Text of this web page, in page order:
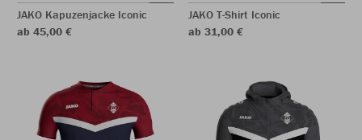
JAKO Kapuzenjacke Iconic
ab 45,00 €
JAKO T-Shirt Iconic
ab 31,00 €